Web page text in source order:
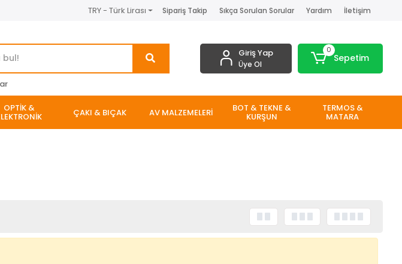
TRY - Türk Lirası Sipariş Takip Sıkça Sorulan Sorular Yardım İletişim
Giriş Yap
Üye Ol
0
Sepetim
OPTİK & ÇAKI & BIÇAK AV MALZEMELERİ BOT & TEKNE &
KURŞUN
TERMOS &
MATARA